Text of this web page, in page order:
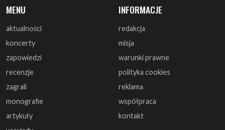
zapowiedzi
recenzje
zagrali
monografie
artykuły
wywiady
warunki prawne
polityka cookies
reklama
współpraca
kontakt
DOŁĄCZ DO NAS